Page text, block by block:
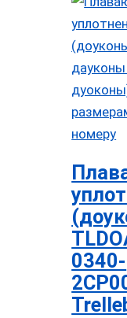
0340-